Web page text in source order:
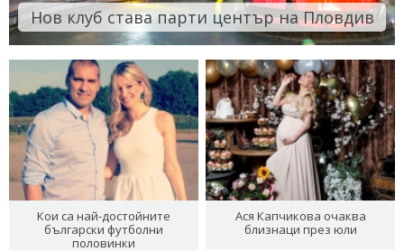
Нов клуб става парти център на Пловдив
Кои са най-достойните
български футболни
половинки
Ася Капчикова очаква
близнаци през юли